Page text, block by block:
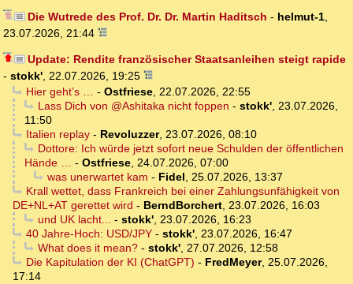
Die Wutrede des Prof. Dr. Dr. Martin Haditsch - helmut-1,
23.07.2026, 21:44
Update: Rendite französischer Staatsanleihen steigt rapide
- stokk', 22.07.2026, 19:25
Hier geht’s … - Ostfriese, 22.07.2026, 22:55
Lass Dich von @Ashitaka nicht foppen - stokk', 23.07.2026,
11:50
Italien replay- Revoluzzer, 23.07.2026, 08:10
Dottore: Ich würde jetzt sofort neue Schulden der öffentlichen
Hände … - Ostfriese, 24.07.2026, 07:00
was unerwartet kam - Fidel, 25.07.2026, 13:37
Krall wettet, dass Frankreich bei einer Zahlungsunfähigkeit von
DE+NL+AT gerettet wird - BerndBorchert, 23.07.2026, 16:03
und UK lacht... - stokk', 23.07.2026, 16:23
40 Jahre-Hoch: USD/JPY- stokk', 23.07.2026, 16:47
What does it mean?- stokk', 27.07.2026, 12:58
Die Kapitulation der KI (ChatGPT) - FredMeyer, 25.07.2026,
17:14